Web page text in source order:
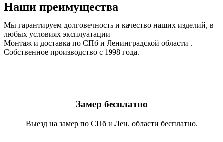
Наши преимущества
Мы гарантируем долговечность и качество наших изделий, в
любых условиях эксплуатации.
Монтаж и доставка по СПб и Ленинградской области .
Собственное производство с 1998 года.
Замер бесплатно
Выезд на замер по СПб и Лен. области бесплатно.